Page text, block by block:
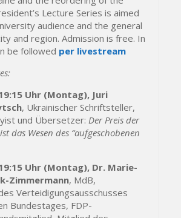
Lecture Series is aimed
audience and the general
and region. Admission is free. In
be followed per livestream
Uhr (Montag), Juri
, Ukrainischer Schriftsteller,
und Übersetzer:Der Preis der
das Wesen des “aufgeschobenen
Uhr (Montag), Dr. Marie-
Zimmermann, MdB,
Verteidigungsausschusses
Bundestages, FDP-